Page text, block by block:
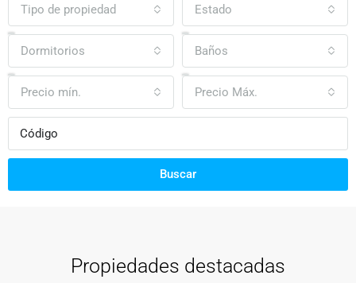
Tipo de propiedad Estado
Dormitorios Baños
Precio mín. Precio Máx.
Buscar
Propiedades destacadas